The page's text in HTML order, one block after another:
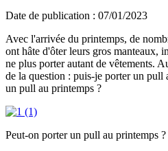
Date de publication : 07/01/2023
Avec l'arrivée du printemps, de
ont hâte d'ôter leurs gros manteaux,
ne plus porter autant de vêtements.
de la question : puis-je porter un pull
un pull au printemps ?
Peut-on porter un pull au printemps ?